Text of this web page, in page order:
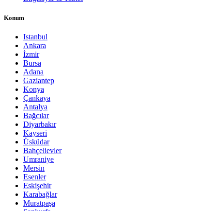
Konum
Istanbul
Ankara
İzmir
Bursa
Adana
Gaziantep
Konya
Çankaya
Antalya
Bağcılar
Diyarbakır
Kayseri
Üsküdar
Bahçelievler
Umraniye
Mersin
Esenler
Eskişehir
Karabağlar
Muratpaşa